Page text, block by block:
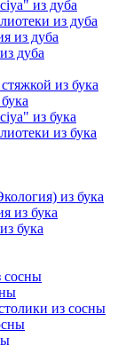
из дуба
из дуба
из дуба
дуба
из бука
из бука
из бука
из бука
из бука
бука
сосны
из сосны